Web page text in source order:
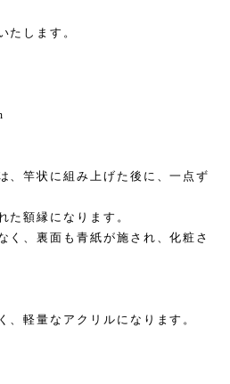
たします。
、竿状に組み上げた後に、一点ず
た額縁になります。
く、裏面も青紙が施され、化粧さ
、軽量なアクリルになります。